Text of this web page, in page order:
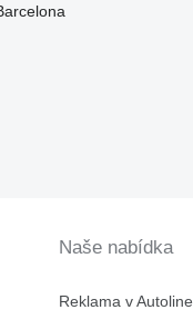
Naše nabídka
Reklama v Autoline